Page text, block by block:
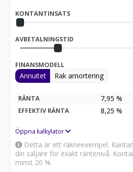
KONTANTINSATS
AVBETALNINGSTID
FINANSMODELL
Annuitet Rak amortering
RÄNTA 7,95 %
EFFEKTIV RÄNTA 8,25 %
Öppna kalkylator
Detta är ett räkneexempel.
din säljare för exakt räntenivå.
minst 20 %.